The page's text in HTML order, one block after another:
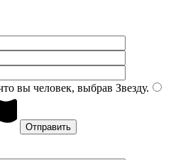
вы человек, выбрав Звезду.